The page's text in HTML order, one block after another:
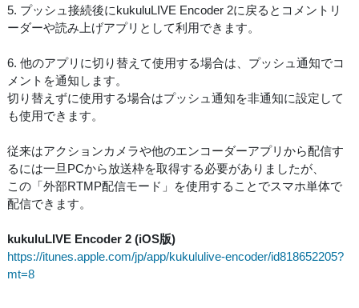
5. プッシュ接続後にkukuluLIVE Encoder 2に戻るとコメントリ
ーダーや読み上げアプリとして利用できます。
6. 他のアプリに切り替えて使用する場合は、プッシュ通知でコ
メントを通知します。
切り替えずに使用する場合はプッシュ通知を非通知に設定して
も使用できます。
従来はアクションカメラや他のエンコーダーアプリから配信す
るには一旦PCから放送枠を取得する必要がありましたが、
この「外部RTMP配信モード」を使用することでスマホ単体で
配信できます。
kukuluLIVE Encoder 2 (iOS版)
https://itunes.apple.com/jp/app/kukululive-encoder/id818652205?
mt=8